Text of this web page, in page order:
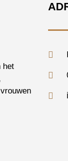
het